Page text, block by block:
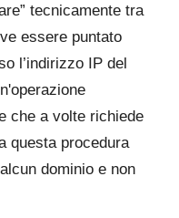
tecnicamente tra
essere puntato
l’indirizzo IP del
che a volte richiede
questa procedura
dominio e non